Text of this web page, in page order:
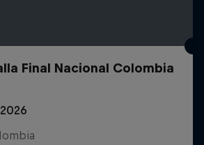
Final Nacional Colombia